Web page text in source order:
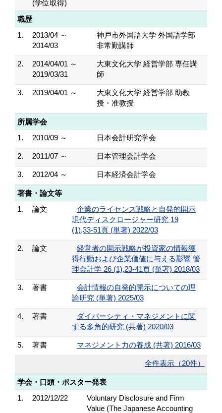
(学位取得)
職歴
1.
2013/04 ～
2014/03
神戸市外国語大学 外国語学部
非常勤講師
2.
2014/04/01 ～
2019/03/31
大東文化大学 経営学部 専任講
師
3. 2019/04/01 ～
大東文化大学 経営学部 助教
授・准教授
所属学会
1.
2010/09 ～ 日本会計研究学会
2. 2011/07 ～ 日本管理会計学会
3. 2012/04 ～ 日本経済会計学会
著書・論文等
1.
論文
企業のライセンス戦略と自発的開示
現代ディスクロージャー研究 19
(1),33-51頁 (単著) 2022/03
2. 論文
経営者の開示戦略が投資家の情報獲
得行動および企業価値に与える影響 管
理会計学 26 (1),23-41頁 (単著) 2018/03
3. 著書
会計情報の自発的開示についての理
論研究 (単著) 2025/03
4. 著書
ダイバーシティ・マネジメントに関
する多角的研究 (共著) 2020/03
5. 著書 マネジメント力の養成 (共著) 2016/03
全件表示（20件）
学会・口頭・ポスター発表
1.
2012/12/22
Voluntary Disclosure and Firm
Value (The Japanese Accounting